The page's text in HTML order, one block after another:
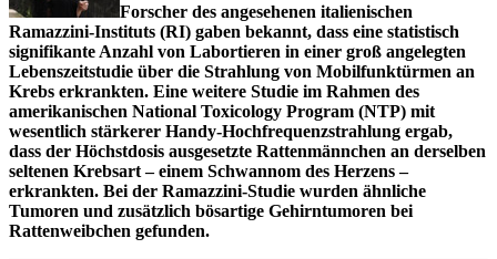
Forscher des angesehenen italienischen
Ramazzini-Instituts (RI) gaben bekannt, dass eine statistisch
signifikante Anzahl von Labortieren in einer groß angelegten
Lebenszeitstudie über die Strahlung von Mobilfunktürmen an
Krebs erkrankten. Eine weitere Studie im Rahmen des
amerikanischen National Toxicology Program (NTP) mit
wesentlich stärkerer Handy-Hochfrequenzstrahlung ergab,
dass der Höchstdosis ausgesetzte Rattenmännchen an derselben
seltenen Krebsart – einem Schwannom des Herzens –
erkrankten. Bei der Ramazzini-Studie wurden ähnliche
Tumoren und zusätzlich bösartige Gehirntumoren bei
Rattenweibchen gefunden.